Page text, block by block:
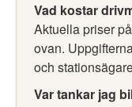
Vad kostar
Aktuella priser
ovan.
och
Var tankar jag